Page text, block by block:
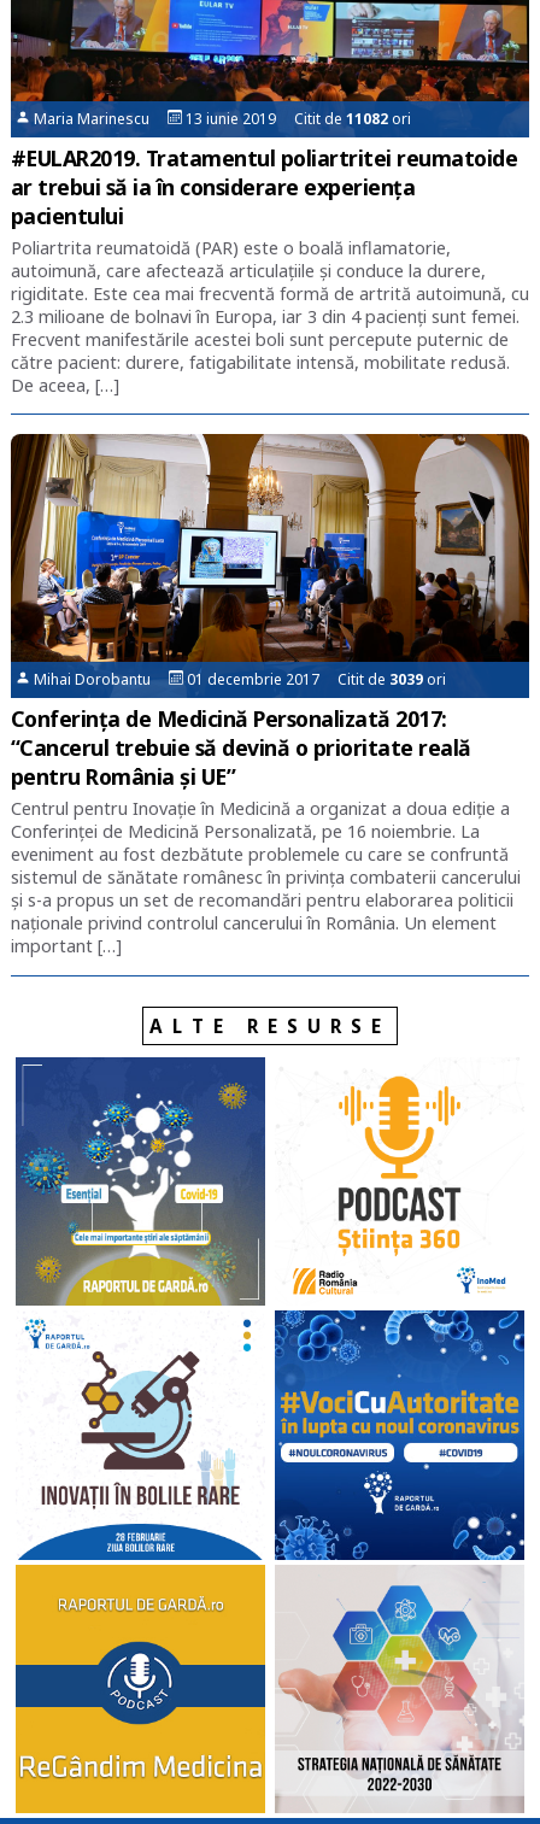
Maria Marinescu 13 iunie 2019 Citit de11082ori
#EULAR2019. Tratamentul poliartritei reumatoide
ar trebui să ia în considerare experiența
pacientului
Poliartrita reumatoidă (PAR) este o boală inflamatorie,
autoimună, care afectează articulațiile și conduce la durere,
rigiditate. Este cea mai frecventă formă de artrită autoimună, cu
2.3 milioane de bolnavi în Europa, iar 3 din 4 pacienți sunt femei.
Frecvent manifestările acestei boli sunt percepute puternic de
către pacient: durere, fatigabilitate intensă, mobilitate redusă.
De aceea, […]
Mihai Dorobantu 01 decembrie 2017 Citit de 3039ori
Conferința de Medicină Personalizată 2017:
“Cancerul trebuie să devină o prioritate reală
pentru România și UE”
Centrul pentru Inovație în Medicină a organizat a doua ediție a
Conferinței de Medicină Personalizată, pe 16 noiembrie. La
eveniment au fost dezbătute problemele cu care se confruntă
sistemul de sănătate românesc în privința combaterii cancerului
și s-a propus un set de recomandări pentru elaborarea politicii
naționale privind controlul cancerului în România. Un element
important […]
ALTE RESURSE